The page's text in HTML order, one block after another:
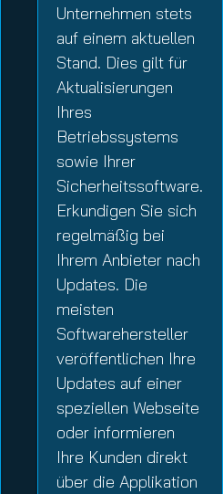
Unternehmen stets
auf einem aktuellen
Stand. Dies gilt für
Aktualisierungen
Ihres
Betriebssystems
sowie Ihrer
Sicherheitssoftware.
Erkundigen Sie sich
regelmäßig bei
Ihrem Anbieter nach
Updates. Die
meisten
Softwarehersteller
veröffentlichen Ihre
Updates auf einer
speziellen Webseite
oder informieren
Ihre Kunden direkt
über die Applikation